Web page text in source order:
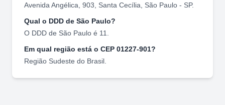
Avenida Angélica, 903
Santa Cecília São Paulo - SP.
Qual o DDD de São Paulo?
O DDD de São Paulo é 11
Em qual região está o CEP 01227-901?
Região Sudeste do Brasil.